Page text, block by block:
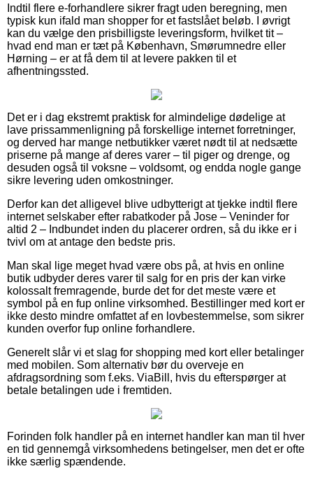
Indtil flere e-forhandlere sikrer fragt uden beregning, men
typisk kun ifald man shopper for et fastslået beløb. I øvrigt
kan du vælge den prisbilligste leveringsform, hvilket tit –
hvad end man er tæt på København, Smørumnedre eller
Hørning – er at få dem til at levere pakken til et
afhentningssted.
Det er i dag ekstremt praktisk for almindelige dødelige at
lave prissammenligning på forskellige internet forretninger,
og derved har mange netbutikker været nødt til at nedsætte
priserne på mange af deres varer – til piger og drenge, og
desuden også til voksne – voldsomt, og endda nogle gange
sikre levering uden omkostninger.
Derfor kan det alligevel blive udbytterigt at tjekke indtil flere
internet selskaber efter rabatkoder på Jose – Veninder for
altid 2 – Indbundet inden du placerer ordren, så du ikke er i
tvivl om at antage den bedste pris.
Man skal lige meget hvad være obs på, at hvis en online
butik udbyder deres varer til salg for en pris der kan virke
kolossalt fremragende, burde det for det meste være et
symbol på en fup online virksomhed. Bestillinger med kort er
ikke desto mindre omfattet af en lovbestemmelse, som sikrer
kunden overfor fup online forhandlere.
Generelt slår vi et slag for shopping med kort eller betalinger
med mobilen. Som alternativ bør du overveje en
afdragsordning som f.eks. ViaBill, hvis du efterspørger at
betale betalingen ude i fremtiden.
Forinden folk handler på en internet handler kan man til hver
en tid gennemgå virksomhedens betingelser, men det er ofte
ikke særlig spændende.